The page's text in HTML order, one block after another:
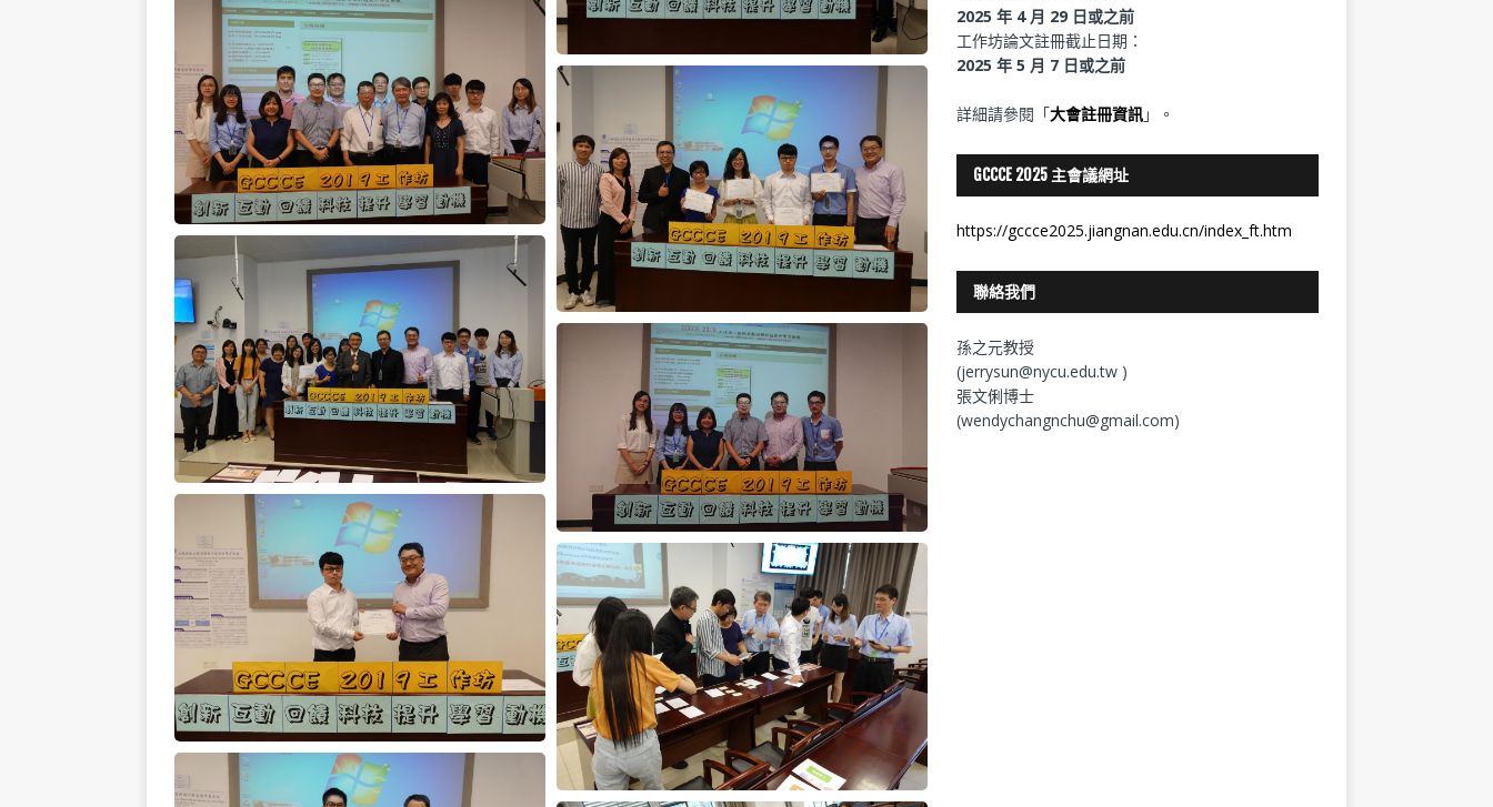
2025 年 4 月 29 日或之前
工作坊論文註冊截止日期：
2025 年 5 月 7 日或之前
詳細請參閱「大會註冊資訊」。
GCCCE 2025 主會議網址
https://gccce2025.jiangnan.edu.cn/index_ft.htm
聯絡我們
孫之元教授
(jerrysun@nycu.edu.tw )
張文俐博士
(wendychangnchu@gmail.com)